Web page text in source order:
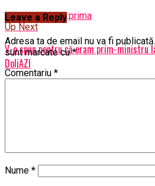
Related Topics:prima
Up Next
V-o spun pentru că eram prim-ministru
DoljAZI
Dezvăluiri EXPLOZIVE despre membri
Leave a Reply
Adresa ta de email nu va fi publicată.
sunt marcate cu*
Comentariu *
Nume *